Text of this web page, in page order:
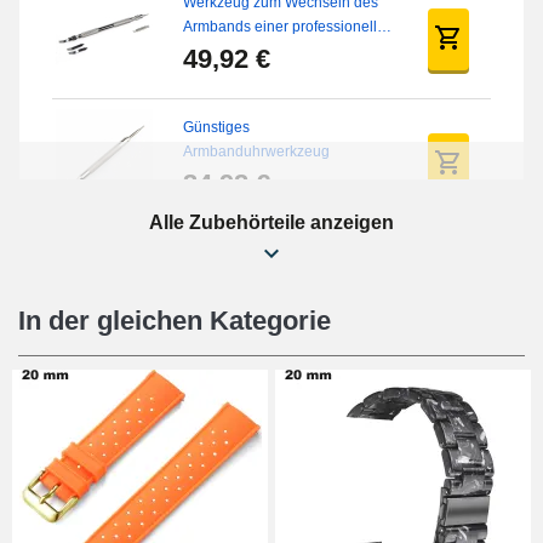
Armbands einer professionellen
Uhr
49,92 €
Günstiges
Armbanduhrwerkzeug
34,92 €
Uhr-Reparaturset für Anfänger
16,90 €
Digitale Schiebefüße
9,90 €
Stanzzange (Lochzange)
Alle Zubehörteile anzeigen
In der gleichen Kategorie